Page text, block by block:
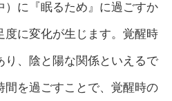
）に『眠るため』に過ごすか
度に変化が生じます。覚醒時
り、陰と陽な関係といえるで
間を過ごすことで、覚醒時の